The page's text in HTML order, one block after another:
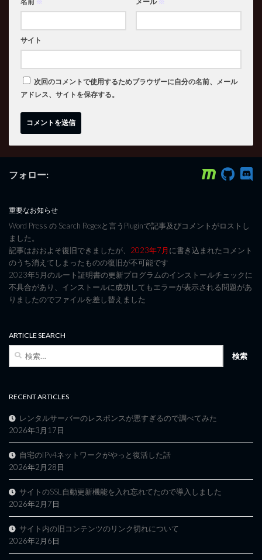
サイト
次回のコメントで使用するためブラウザーに自分の名前、メール
アドレス、サイトを保存する。
フォロー:
重要なお知らせ
Word Press の Search Regexと言うPluginで記事及びコメントがロストし
ました。
記事はおおよそ復旧できましたが、 2023年7月に書き込まれたコメント
のうち消えてしまったものの復旧が不可能です
2023年5月のルート証明書の更新プログラムのインストールチェックに
不具合があり、インストールに成功してもエラーが表示される問題があ
りましたのでファイルを差し替えました
ARTICLE SEARCH
検
RECENT ARTICLES
レンタルサーバーのレスポンスが悪すぎるので調べてみた
2026年3月17日
自宅のIPv4ネットワークがやっと復活した話
2026年2月28日
サイトのSSL自動更新機能を入れ忘れてたので導入しました
2026年2月7日
サイト内の旧コンテンツのリンク切れについて
2026年2月6日